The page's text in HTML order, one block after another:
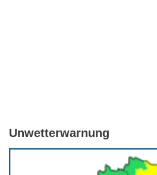
Unwetterwarnung